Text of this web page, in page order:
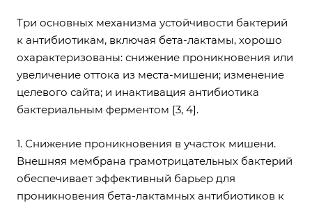
Три основных механизма устойчивости бактерий
к антибиотикам, включая бета-лактамы, хорошо
охарактеризованы: снижение проникновения или
увеличение оттока из места-мишени; изменение
целевого сайта; и инактивация антибиотика
бактериальным ферментом [3, 4].
1. Снижение проникновения в участок мишени.
Внешняя мембрана грамотрицательных бактерий
обеспечивает эффективный барьер для
проникновения бета-лактамных антибиотиков к